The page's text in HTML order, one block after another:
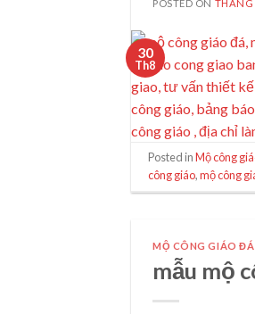
POSTED ON THÁNG
30
Th8
Posted inMộ công
công giáo,mộ công
MỘ CÔNG GIÁO ĐÁ
mẫu mộ